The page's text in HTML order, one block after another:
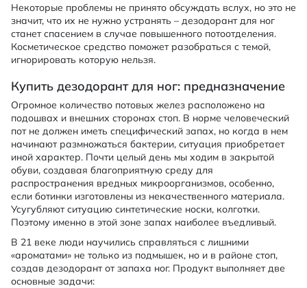
Некоторые проблемы не принято обсуждать вслух, но это не
значит, что их не нужно устранять – дезодорант для ног
станет спасением в случае повышенного потоотделения.
Косметическое средство поможет разобраться с темой,
игнорировать которую нельзя.
Купить дезодорант для ног: предназначение
Огромное количество потовых желез расположено на
подошвах и внешних сторонах стоп. В норме человеческий
пот не должен иметь специфический запах, но когда в нем
начинают размножаться бактерии, ситуация приобретает
иной характер. Почти целый день мы ходим в закрытой
обуви, создавая благоприятную среду для
распространения вредных микроорганизмов, особенно,
если ботинки изготовлены из некачественного материала.
Усугубляют ситуацию синтетические носки, колготки.
Поэтому именно в этой зоне запах наиболее въедливый.
В 21 веке люди научились справляться с лишними
«ароматами» не только из подмышек, но и в районе стоп,
создав дезодорант от запаха ног. Продукт выполняет две
основные задачи: